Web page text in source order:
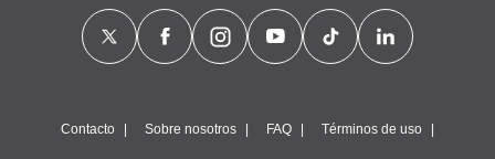
Contacto Sobre nosotros FAQ Términos de uso